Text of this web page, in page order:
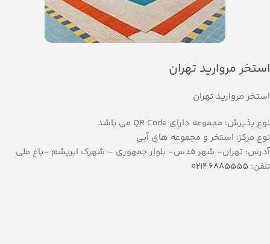
استخر مروارید تهران
استخر مروارید تهران
نوع پذیرش: مجموعه دارای QR Code می باشد
نوع مرکز: استخر و مجموعه های آبی
آدرس: تهران- شهر قدس- بلوار جمهوری – شهرک ابریشم -باغ ملی
تلفن: 02146885555